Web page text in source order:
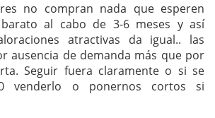
no compran nada que esperen
al cabo de 3-6 meses y así
atractivas da igual.. las
ausencia de demanda más que por
Seguir fuera claramente o si se
venderlo o ponernos cortos si